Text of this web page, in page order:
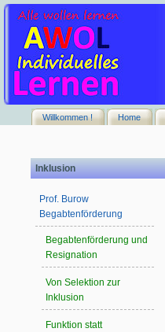
Willkommen ! Home
Inklusion
Prof. Burow
Begabtenförderung
Begabtenförderung und
Resignation
Von Selektion zur
Inklusion
Funktion statt